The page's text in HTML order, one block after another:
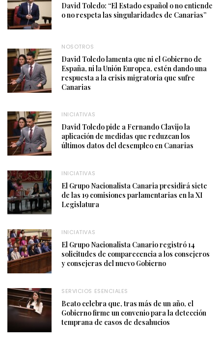
David Toledo: “El Estado español o no entiende
o no respeta las singularidades de Canarias”
NOSOTROS
David Toledo lamenta que ni el Gobierno de
España, ni la Unión Europea, estén dando una
respuesta a la crisis migratoria que sufre
Canarias
INICIATIVAS
David Toledo pide a Fernando Clavijo la
aplicación de medidas que reduzcan los
últimos datos del desempleo en Canarias
INICIATIVAS
El Grupo Nacionalista Canaria presidirá siete
de las 19 comisiones parlamentarias en la XI
Legislatura
INICIATIVAS
El Grupo Nacionalista Canario registró 14
solicitudes de comparecencia a los consejeros
y consejeras del nuevo Gobierno
SERVICIOS ESENCIALES
Beato celebra que, tras más de un año, el
Gobierno firme un convenio para la detección
temprana de casos de desahucios